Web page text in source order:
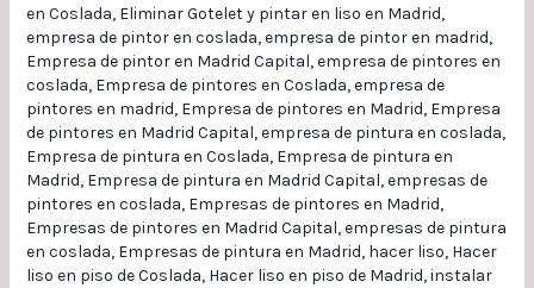
en Coslada, Eliminar Gotelet y pintar en liso en Madrid,
empresa de pintor en coslada,empresa de pintor en madrid,
Empresa de pintor en Madrid Capital,empresa de pintores en
coslada, Empresa de pintores en Coslada,empresa de
pintores en madrid, Empresa de pintores en Madrid, Empresa
de pintores en Madrid Capital,empresa de pintura en coslada,
Empresa de pintura en Coslada, Empresa de pintura en
Madrid, Empresa de pintura en Madrid Capital,empresas de
pintores en coslada, Empresas de pintores en Madrid,
Empresas de pintores en Madrid Capital,empresas de pintura
en coslada, Empresas de pintura en Madrid, hacer liso, Hacer
liso en piso de Coslada, Hacer liso en piso de Madrid,instalar